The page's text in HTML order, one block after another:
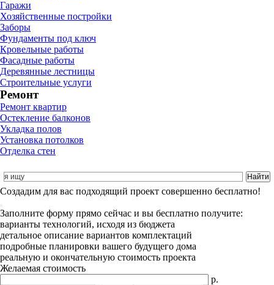
Гаражи
Хозяйственные постройки
Заборы
Фундаменты под ключ
Кровельные работы
Фасадные работы
Деревянные лестницы
Строительные услуги
Ремонт
Ремонт квартир
Остекление балконов
Укладка полов
Установка потолков
Отделка стен
Cоздадим для вас подходящий проект совершенно бесплатно!
Заполните форму прямо сейчас и вы бесплатно получите:
варианты технологий, исходя из бюджета
детальное описание вариантов комплектаций
подробные планировки вашего будущего дома
реальную и окончательную стоимость проекта
Желаемая стоимость
р.